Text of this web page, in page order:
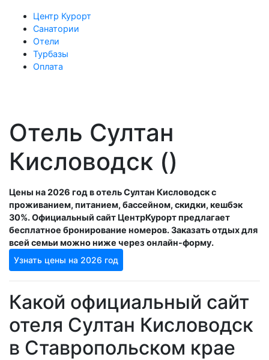
Центр Курорт
Санатории
Отели
Турбазы
Оплата
Отель Султан
Кисловодск ()
Цены на 2026 год в отель Султан Кисловодск с
проживанием, питанием, бассейном, скидки, кешбэк
30%. Официальный сайт ЦентрКурорт предлагает
бесплатное бронирование номеров. Заказать отдых для
всей семьи можно ниже через онлайн-форму.
Узнать цены на 2026 год
Какой официальный сайт
отеля Султан Кисловодск
в Ставропольском крае